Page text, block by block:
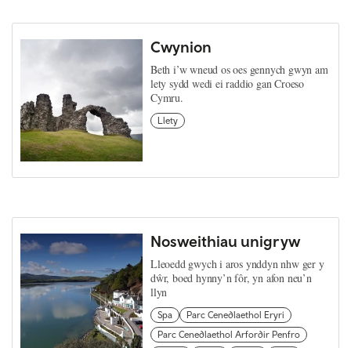
Cwynion
Beth i’w wneud os oes gennych gwyn am
lety sydd wedi ei raddio gan Croeso
Cymru.
Llety
Nosweithiau unigryw
Lleoedd gwych i aros ynddyn nhw ger y
dŵr, boed hynny’n fôr, yn afon neu’n
llyn
Spa
Parc Cenedlaethol Eryri
Parc Cenedlaethol Arfordir Penfro